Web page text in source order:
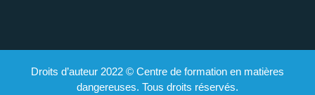
Droits d’auteur 2022 © Centre de formation en matières
dangereuses. Tous droits réservés.